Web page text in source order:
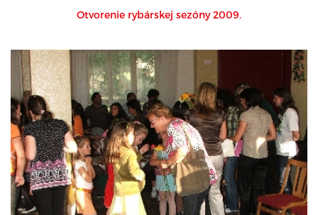
Otvorenie rybárskej sezóny 2009.